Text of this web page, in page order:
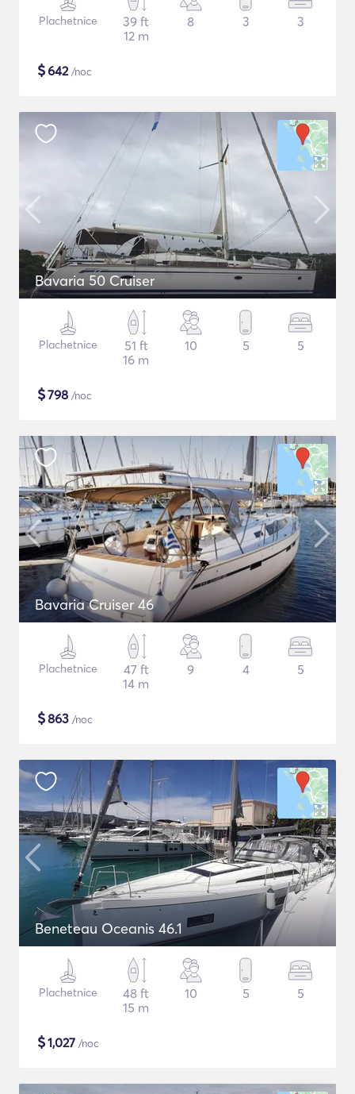
Plachetnice
39 ft
12 m
8 3 3
$642/noc
Bavaria 50 Cruiser
Plachetnice
51 ft
16 m
10 5 5
$798 /noc
Bavaria Cruiser 46
Plachetnice
47 ft
14 m
9 4 5
$863 /noc
Beneteau Oceanis 46.1
Plachetnice
48 ft
15 m
10 5 5
$1,027 /noc